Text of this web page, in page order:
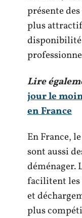
présente
plus
disponibilité
Lire
jour le
en France
En France, le
sont aussi
déménager.
facilitent les
et
plus